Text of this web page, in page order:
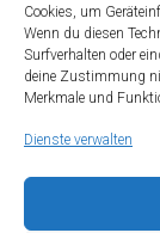
Cookies, um
Wenn du diesen
Surfverhalten oder
deine Zustimmung
Merkmale und
Dienste verwalten